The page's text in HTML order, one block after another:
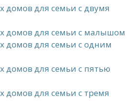
домов для семьи с двумя
домов для семьи с малышом
домов для семьи с одним
домов для семьи с пятью
домов для семьи с тремя